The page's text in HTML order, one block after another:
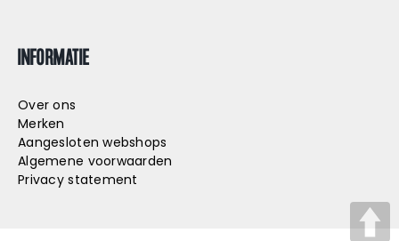
INFORMATIE
Over ons
Merken
Aangesloten webshops
Algemene voorwaarden
Privacy statement